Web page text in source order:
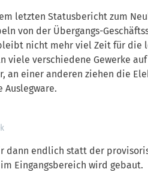
letzten Statusbericht zum
von der Übergangs-
nicht mehr viel Zeit für die
viele verschiedene Gewerke
an einer anderen ziehen die
Auslegware.
dann endlich statt der
Eingangsbereich wird gebaut.